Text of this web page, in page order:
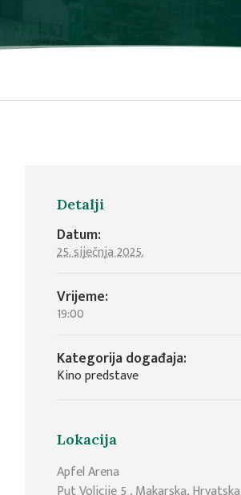
Detalji
Datum:
25. siječnja 2025.
Vrijeme:
19:00
Kategorija događaja:
Kino predstave
Lokacija
Apfel Arena